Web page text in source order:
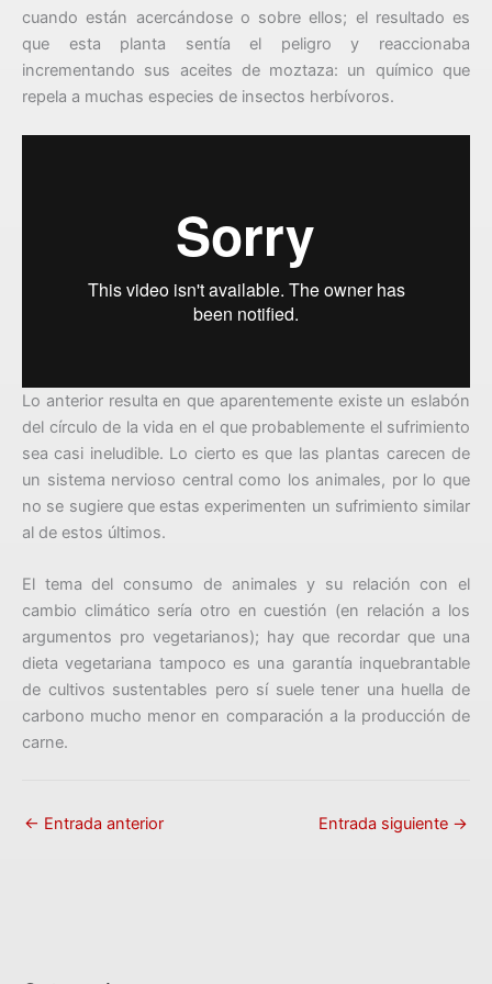
cuando están acercándose o sobre ellos; el resultado es
que esta planta sentía el peligro y reaccionaba
incrementando sus aceites de moztaza: un químico que
repela a muchas especies de insectos herbívoros.
Lo anterior resulta en que aparentemente existe un eslabón
del círculo de la vida en el que probablemente el sufrimiento
sea casi ineludible. Lo cierto es que las plantas carecen de
un sistema nervioso central como los animales, por lo que
no se sugiere que estas experimenten un sufrimiento similar
al de estos últimos.
El tema del consumo de animales y su relación con el
cambio climático sería otro en cuestión (en relación a los
argumentos pro vegetarianos); hay que recordar que una
dieta vegetariana tampoco es una garantía inquebrantable
de cultivos sustentables pero sí suele tener una huella de
carbono mucho menor en comparación a la producción de
carne.
← Entrada anterior Entrada siguiente →